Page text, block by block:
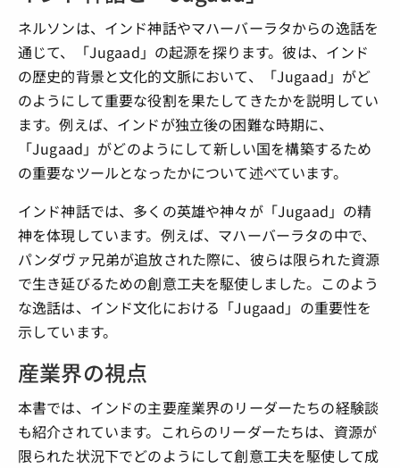
ネルソンは、インド神話やマハーバーラタからの逸話を
通じて、「Jugaad」の起源を探ります。彼は、インド
の歴史的背景と文化的文脈において、「Jugaad」がど
のようにして重要な役割を果たしてきたかを説明してい
ます。例えば、インドが独立後の困難な時期に、
「Jugaad」がどのようにして新しい国を構築するため
の重要なツールとなったかについて述べています。
インド神話では、多くの英雄や神々が「Jugaad」の精
神を体現しています。例えば、マハーバーラタの中で、
パンダヴァ兄弟が追放された際に、彼らは限られた資源
で生き延びるための創意工夫を駆使しました。このよう
な逸話は、インド文化における「Jugaad」の重要性を
示しています。
産業界の視点
本書では、インドの主要産業界のリーダーたちの経験談
も紹介されています。これらのリーダーたちは、資源が
限られた状況下でどのようにして創意工夫を駆使して成